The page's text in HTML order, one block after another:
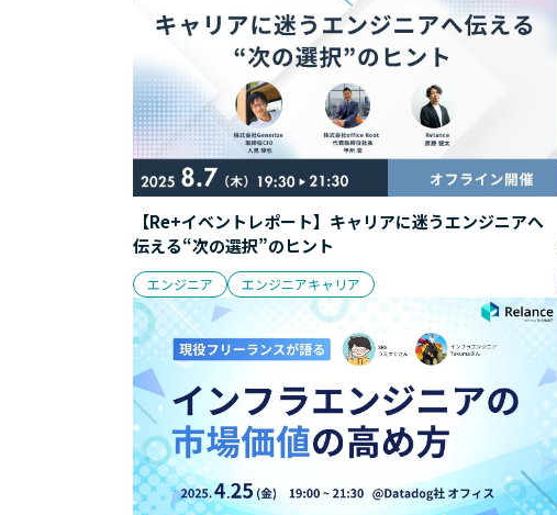
【Re+イベントレポート】キャリアに迷うエンジニアへ
伝える“次の選択”のヒント
エンジニア エンジニアキャリア